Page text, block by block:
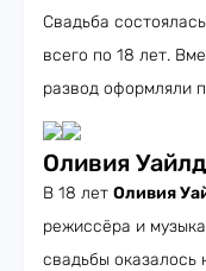
Свадьба
всего по 18 лет.
развод оформляли
Оливия Уайлд
В 18 лет Оливия
режиссёра и
свадьбы